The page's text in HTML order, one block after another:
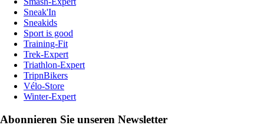
Sneak'In
Sneakids
Sport is good
Training-Fit
Trek-Expert
Triathlon-Expert
TripnBikers
Vélo-Store
Winter-Expert
Abonnieren Sie unseren Newsletter